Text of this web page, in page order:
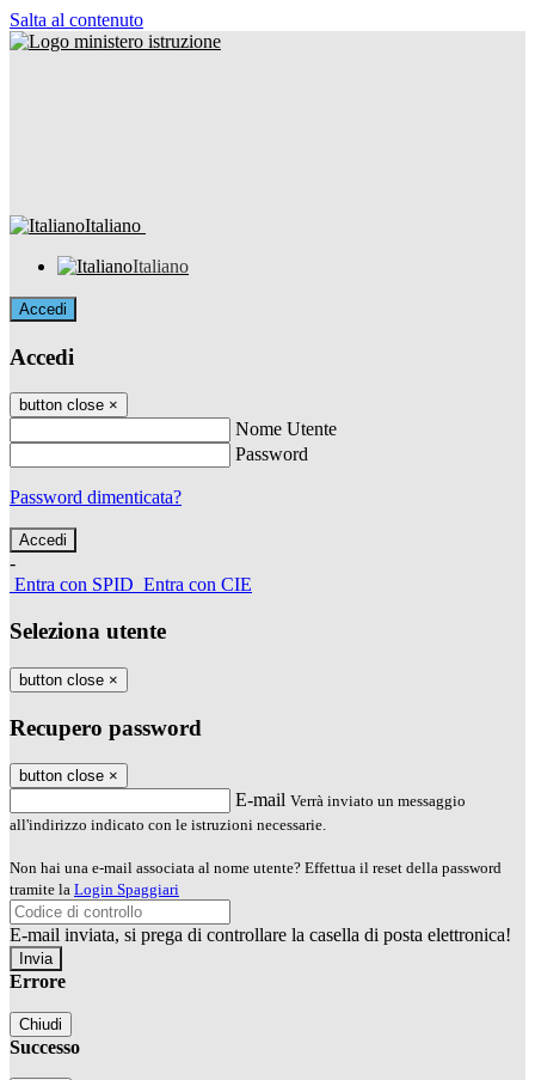
Salta al contenuto
Italiano
Italiano
Accedi
Accedi
button close ×
Nome Utente
Password
Password dimenticata?
-
Entra con SPID Entra con CIE
Seleziona utente
button close ×
Recupero password
button close ×
E-mail Verrà inviato un messaggio
all'indirizzo indicato con le istruzioni necessarie.
Non hai una e-mail associata al nome utente? Effettua il reset della password
tramite la Login Spaggiari
E-mail inviata, si prega di controllare la casella di posta elettronica!
Errore
Chiudi
Successo